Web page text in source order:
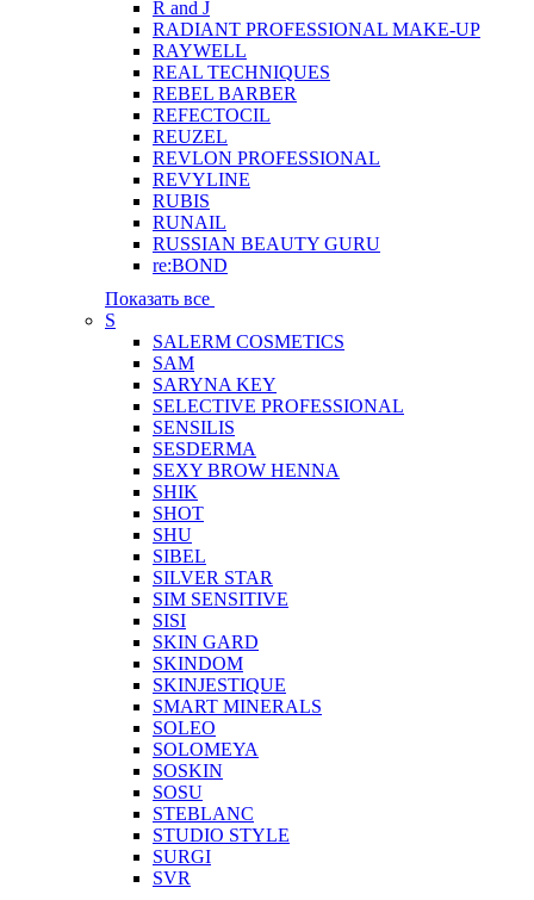
R and J
RADIANT PROFESSIONAL MAKE-UP
RAYWELL
REAL TECHNIQUES
REBEL BARBER
REFECTOCIL
REUZEL
REVLON PROFESSIONAL
REVYLINE
RUBIS
RUNAIL
RUSSIAN BEAUTY GURU
re:BOND
Показать все
S
SALERM COSMETICS
SAM
SARYNA KEY
SELECTIVE PROFESSIONAL
SENSILIS
SESDERMA
SEXY BROW HENNA
SHIK
SHOT
SHU
SIBEL
SILVER STAR
SIM SENSITIVE
SISI
SKIN GARD
SKINDOM
SKINJESTIQUE
SMART MINERALS
SOLEO
SOLOMEYA
SOSKIN
SOSU
STEBLANC
STUDIO STYLE
SURGI
SVR